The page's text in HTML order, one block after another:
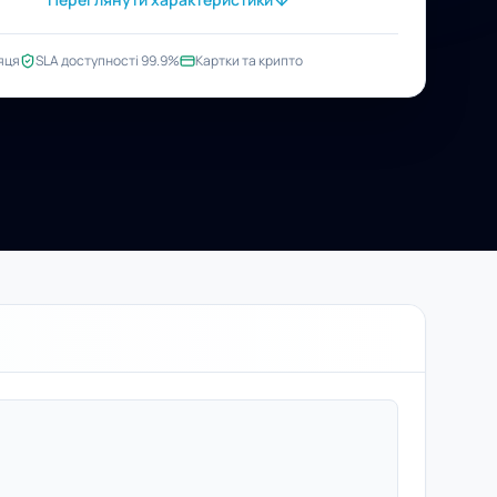
SLA доступності 99.9% Картки та крипто